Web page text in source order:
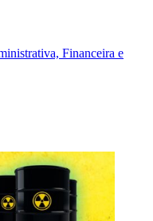
Financeira e